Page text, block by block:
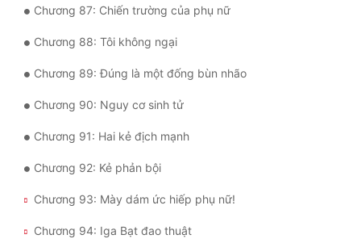
Chương 87: Chiến trường của phụ nữ
Chương 88: Tôi không ngại
Chương 89: Đúng là một đống bùn nhão
Chương 90: Nguy cơ sinh tử
Chương 91: Hai kẻ địch mạnh
Chương 92: Kẻ phản bội
Chương 93: Mày dám ức hiếp phụ nữ!
Chương 94: Iga Bạt đao thuật